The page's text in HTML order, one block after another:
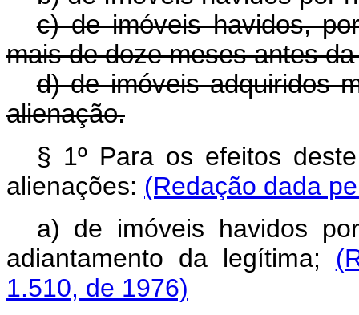
c) de imóveis havidos,
mais de doze meses antes
d) de imóveis adquiridos
alienação.
§ 1º Para os efeitos
alienações: (Redação dada
a) de imóveis havidos
adiantamento da legítima;
1.510, de 1976)